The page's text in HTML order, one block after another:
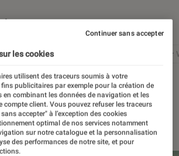
Nintendo Star
les cookies
utilisent des traceurs soumis à votre
publicitaires par exemple pour la création de
en combinant les données de navigation et les
compte client. Vous pouvez refuser les traceurs
accepter" à l’exception des cookies
optimal de nos services notamment
sur notre catalogue et la personnalisation
des performances de notre site, et pour
Continuer sans accepter